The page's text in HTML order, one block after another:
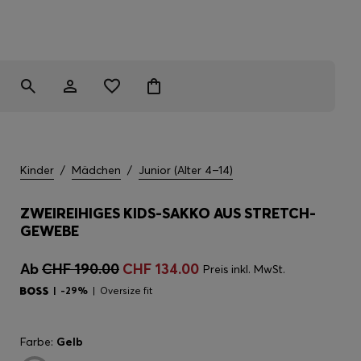
Kinder / Mädchen / Junior (Alter 4–14)
ZWEIREIHIGES KIDS-SAKKO AUS STRETCH-
GEWEBE
AbCHF 190.00 CHF 134.00 Preis inkl. MwSt.
-29% Oversize fit
Farbe: Gelb